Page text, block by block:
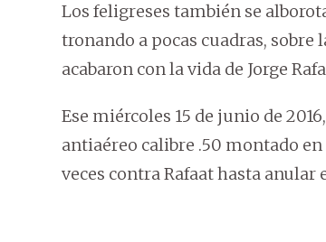
Los feligreses también se
tronando a pocas cuadras,
acabaron con la vida de Jorge
Ese miércoles 15 de junio de
antiaéreo calibre .50 montado
veces contra Rafaat hasta anular